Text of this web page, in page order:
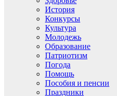
История
Конкурсы
Культура
Молодежь
Образование
Патриотизм
Погода
Помощь
Пособия и пенсии
Праздники